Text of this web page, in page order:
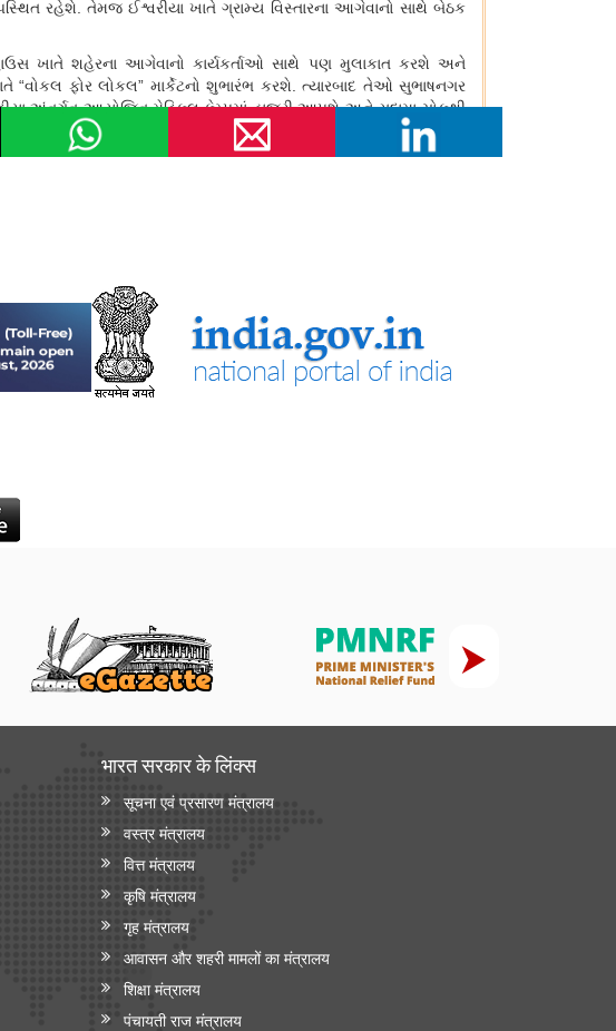
भारत सरकार के लिंक्‍स
सूचना एवं प्रसारण मंत्रालय
वस्त्र मंत्रालय
वित्त मंत्रालय
कृषि मंत्रालय
गृह मंत्रालय
आवासन और शहरी मामलों का मंत्रालय
शिक्षा मंत्रालय
पंचायती राज मंत्रालय